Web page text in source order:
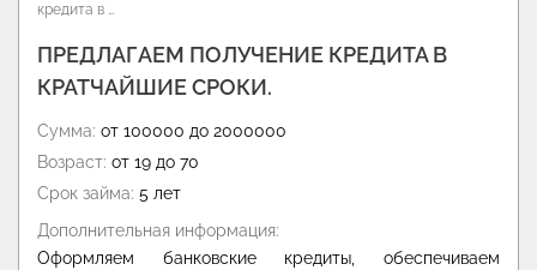
кредита в …
ПРЕДЛАГАЕМ ПОЛУЧЕНИЕ КРЕДИТА В
КРАТЧАЙШИЕ СРОКИ.
Сумма: от 100000 до 2000000
Возраст: от 19 до 70
Срок займа: 5 лет
Дополнительная информация:
Оформляем банковские кредиты, обеспечиваем